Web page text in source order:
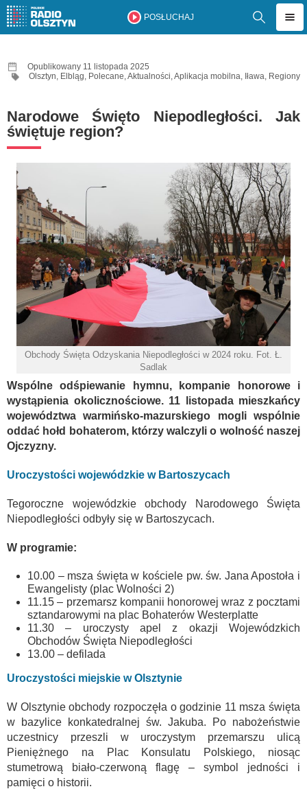
POSŁUCHAJ
Opublikowany 11 listopada 2025
Olsztyn, Elbląg, Polecane,Aktualności,Aplikacja mobilna, Iława, Regiony
Narodowe Święto Niepodległości. Jak
świętuje region?
Obchody Święta Odzyskania Niepodległości w 2024 roku. Fot. Ł.
Sadlak
Wspólne odśpiewanie hymnu, kompanie honorowe i
wystąpienia okolicznościowe. 11 listopada mieszkańcy
województwa warmińsko-mazurskiego mogli wspólnie
oddać hołd bohaterom, którzy walczyli o wolność naszej
Ojczyzny.
Uroczystości wojewódzkie w Bartoszycach
Tegoroczne wojewódzkie obchody Narodowego Święta
Niepodległości odbyły się w Bartoszycach.
W programie:
10.00 – msza święta w kościele pw. św. Jana Apostoła i
Ewangelisty (plac Wolności 2)
11.15 – przemarsz kompanii honorowej wraz z pocztami
sztandarowymi na plac Bohaterów Westerplatte
11.30 – uroczysty apel z okazji Wojewódzkich
Obchodów Święta Niepodległości
13.00 – defilada
Uroczystości miejskie w Olsztynie
W Olsztynie obchody rozpoczęła o godzinie 11 msza święta
w bazylice konkatedralnej św. Jakuba. Po nabożeństwie
uczestnicy przeszli w uroczystym przemarszu ulicą
Pieniężnego na Plac Konsulatu Polskiego, niosąc
stumetrową biało-czerwoną flagę – symbol jedności i
pamięci o historii.